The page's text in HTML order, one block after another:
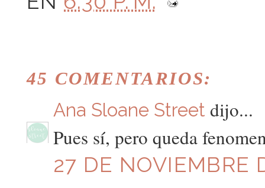
45 COMENTARIOS:
Ana Sloane Street dijo...
Pues sí, pero queda
27 DE NOVIEMBRE